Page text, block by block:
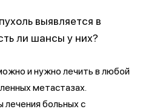
выявляется в
ли шансы у них?
и нужно лечить в любой
метастазах.
больных с